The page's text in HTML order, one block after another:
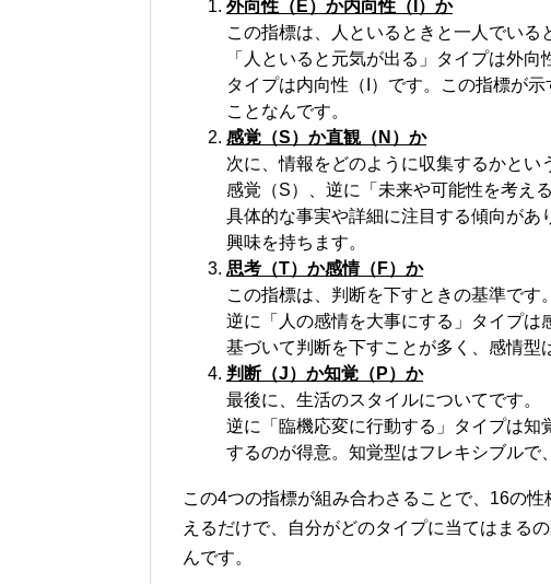
外向性（E）か内向性（I）か
この指標は、人といるときと一人でいる
「人といると元気が出る」タイプは外
タイプは内向性（I）です。この指標が
ことなんです。
感覚（S）か直観（N）か
次に、情報をどのように収集するかと
感覚（S）、逆に「未来や可能性を考え
具体的な事実や詳細に注目する傾向があ
興味を持ちます。
思考（T）か感情（F）か
この指標は、判断を下すときの基準です
逆に「人の感情を大事にする」タイプは
基づいて判断を下すことが多く、感情型
判断（J）か知覚（P）か
最後に、生活のスタイルについてです。
逆に「臨機応変に行動する」タイプは
するのが得意。知覚型はフレキシブルで
この4つの指標が組み合わさることで、16の
えるだけで、自分がどのタイプに当てはまる
んです。